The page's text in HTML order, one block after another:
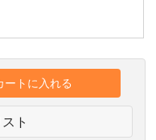
ートに入れる
ト